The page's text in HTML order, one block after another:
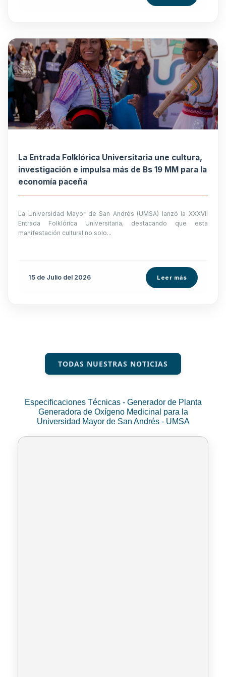
La Entrada Folklórica Universitaria une cultura,
investigación e impulsa más de Bs 19 MM para la
economía paceña
La Universidad Mayor de San Andrés (UMSA) lanzó la XXXVII
Entrada Folklórica Universitaria, destacando que esta
manifestación cultural no solo...
15 de Julio del 2026 Leer más
TODAS NUESTRAS NOTICIAS
Especificaciones Técnicas - Generador de Planta
Generadora de Oxígeno Medicinal para la
Universidad Mayor de San Andrés - UMSA